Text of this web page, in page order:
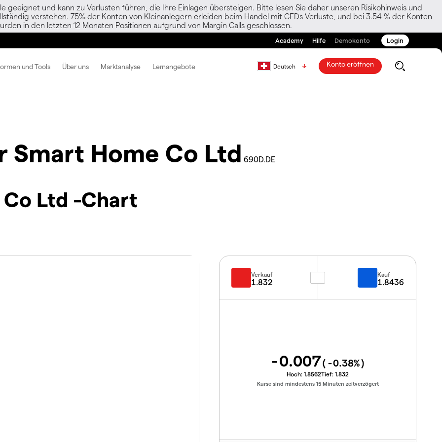
geeignet und kann zu Verlusten führen, die Ihre Einlagen übersteigen. Bitte lesen Sie daher unseren Risikohinweis und
verstehen. 75% der Konten von Kleinanlegern erleiden beim Handel mit CFDs Verluste, und bei 3.54 % der Konten
in den letzten 12 Monaten Positionen aufgrund von Margin Calls geschlossen.
Academy Hilfe Demokonto Login
und Tools Über uns Marktanalyse Lernangebote Deutsch Konto eröffnen
Smart Home Co Ltd 690D.DE
Ltd -Chart
Verkauf
1.832
Kauf
1.8436
-0.007( -0.38%)
Hoch: 1.8562Tief: 1.832
Kurse sind mindestens 15 Minuten zeitverzögert